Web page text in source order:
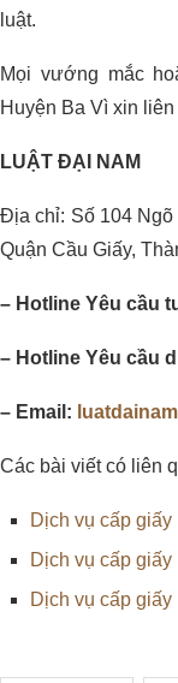
luật.
Mọi vướng mắc
Huyện Ba Vì xin liên
LUẬT ĐẠI NAM
Địa chỉ: Số 104
Quận Cầu Giấy,
– Hotline Yêu cầu
– Hotline Yêu cầu
– Email:
Các bài viết có liên
Dịch vụ cấp
Dịch vụ cấp
Dịch vụ cấp